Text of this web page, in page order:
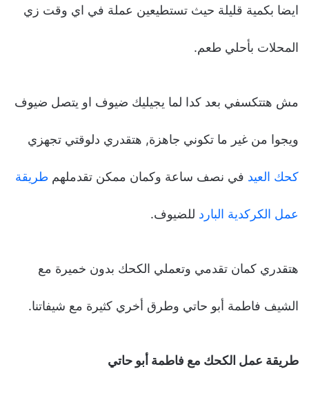
ايضا بكمية قليلة حيث تستطيعين عملة في اي وقت زي
المحلات بأحلي طعم.
مش هتتكسفي بعد كدا لما يجيليك ضيوف او يتصل ضيوف
ويجوا من غير ما تكوني جاهزة, هتقدري دلوقتي تجهزي
كحك العيد في نصف ساعة وكمان ممكن تقدملهم طريقة
عمل الكركدية البارد للضيوف.
هتقدري كمان تقدمي وتعملي الكحك بدون خميرة مع
الشيف فاطمة أبو حاتي وطرق أخري كثيرة مع شيفاتنا.
طريقة عمل الكحك مع فاطمة أبو حاتي